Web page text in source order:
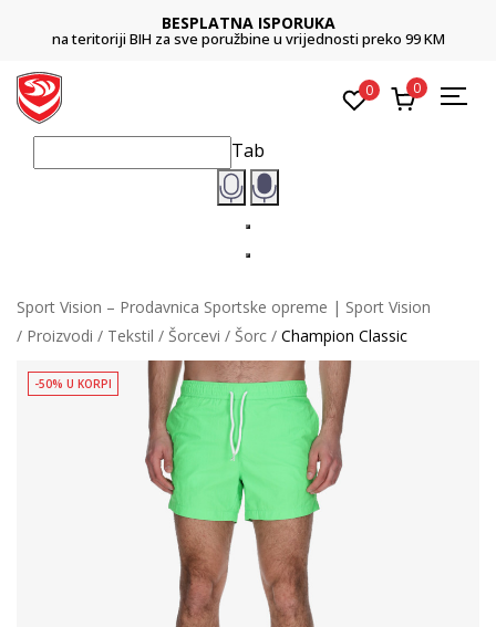
BESPLATNA ISPORUKA
na teritoriji BIH za sve poružbine u vrijednosti preko 99 KM
0 0
Tab
Sport Vision – Prodavnica Sportske opreme | Sport Vision
Proizvodi
Tekstil Šorcevi Šorc Champion Classic
-50% U KORPI